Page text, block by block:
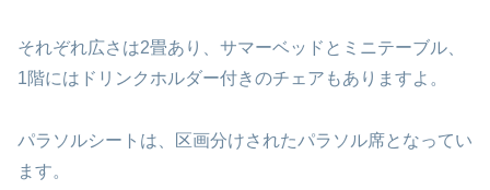
それぞれ広さは2畳あり、サマーベッドとミニテーブル、
1階にはドリンクホルダー付きのチェアもありますよ。
パラソルシートは、区画分けされたパラソル席となってい
ます。